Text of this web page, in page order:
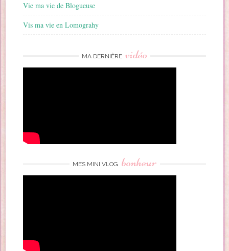
Vie ma vie de Blogueuse
Vis ma vie en Lomograhy
MA DERNIÈRE vidéo
MES MINI VLOG bonheur